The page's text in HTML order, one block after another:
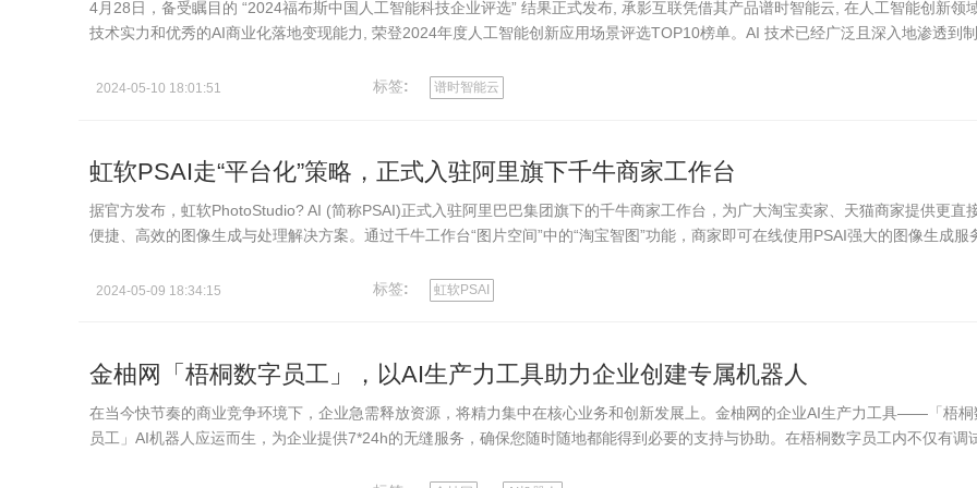
4月28日，备受瞩目的 “2024福布斯中国人工智能科技企业评选” 结果正式发布, 承影互联凭借其产品谱时智能云, 在人工智能创新领
技术实力和优秀的AI商业化落地变现能力, 荣登2024年度人工智能创新应用场景评选TOP10榜单。AI 技术已经广泛且深入地渗透到制
2024-05-10 18:01:51 标签: 谱时智能云
虹软PSAI走“平台化”策略，正式入驻阿里旗下千牛商家工作台
据官方发布，虹软PhotoStudio? AI (简称PSAI)正式入驻阿里巴巴集团旗下的千牛商家工作台，为广大淘宝卖家、天猫商家提供更直接
便捷、高效的图像生成与处理解决方案。通过千牛工作台“图片空间”中的“淘宝智图”功能，商家即可在线使用PSAI强大的图像生成服
2024-05-09 18:34:15 标签: 虹软PSAI
金柚网「梧桐数字员工」，以AI生产力工具助力企业创建专属机器人
在当今快节奏的商业竞争环境下，企业急需释放资源，将精力集中在核心业务和创新发展上。金柚网的企业AI生产力工具——「梧桐
员工」AI机器人应运而生，为企业提供7*24h的无缝服务，确保您随时随地都能得到必要的支持与协助。在梧桐数字员工内不仅有调